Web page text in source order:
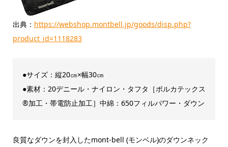
出典： https://webshop.montbell.jp/goods/disp.php?
product_id=1118283
●サイズ：縦20㎝×幅30㎝
●素材：20デニール・ナイロン・タフタ［ポルカテックス
®加工・帯電防止加工］中綿：650フィルパワー・ダウン
良質なダウンを封入したmont-bell (モンベル)のダウンネック